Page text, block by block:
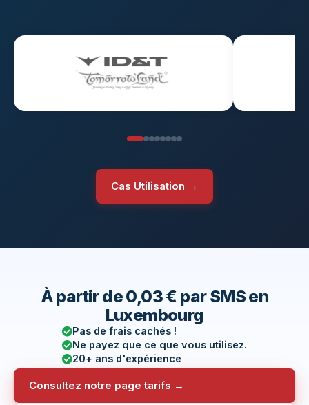
Cas Utilisation →
À partir de 0,03 € par SMS en
Luxembourg
Pas de frais cachés !
Ne payez que ce que vous utilisez.
20+ ans d'expérience
Consultez notre page tarifs →